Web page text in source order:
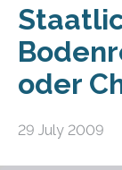
oder
29 July 2009